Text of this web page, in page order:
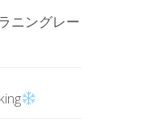
ニングレー